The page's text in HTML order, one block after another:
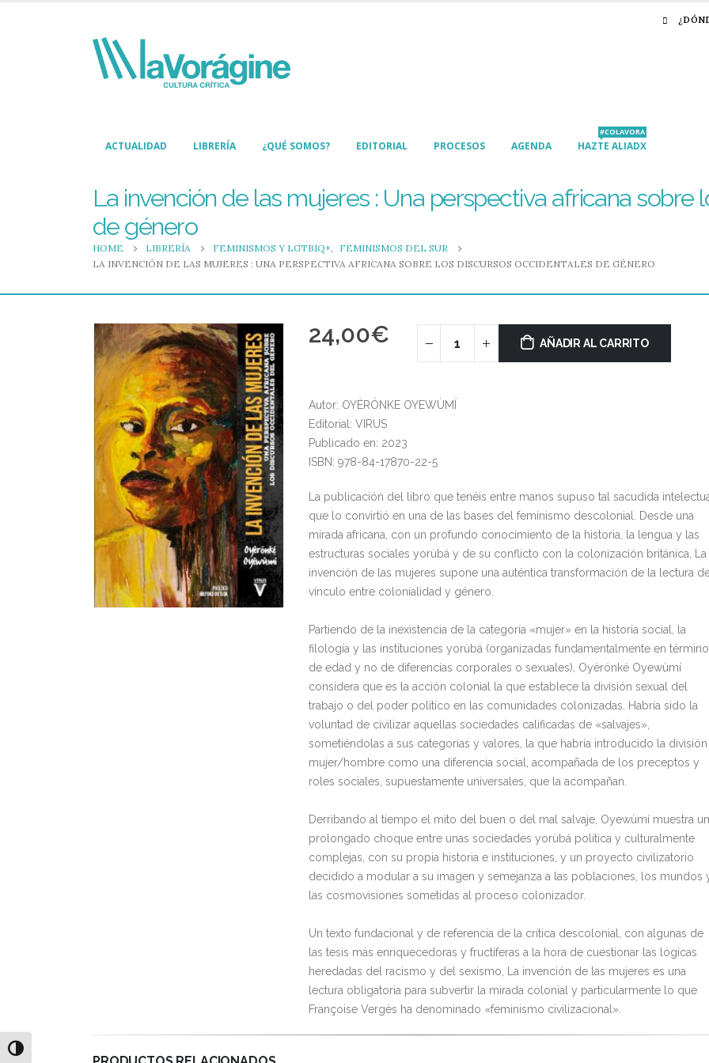
Alternar alto contraste
ACTUALIDAD LIBRERÍA ¿QUÉ SOMOS? EDITORIAL PROCESOS AGENDA HAZTE ALIADX
#COLAVORA
La invención de las mujeres : Una perspectiva africana sobre
de género
HOME LIBRERÍA FEMINISMOS Y LGTBIQ+,
FEMINISMOS DEL SUR
LA INVENCIÓN DE LAS MUJERES : UNA PERSPECTIVA AFRICANA SOBRE LOS DISCURSOS OCCIDENTALES DE GÉNERO
24,00€ AÑADIR AL CARRITO
Autor: OYÈRÓNKE OYEWÙMÍ
Editorial: VIRUS
Publicado en: 2023
ISBN: 978-84-17870-22-5
La publicación del libro que tenéis entre manos supuso tal sacudida
que lo convirtió en una de las bases del feminismo descolonial. Desde una
mirada africana, con un profundo conocimiento de la historia, la lengua y las
estructuras sociales yorùbá y de su conflicto con la colonización británica, La
invención de las mujeres supone una auténtica transformación de la lectura
vínculo entre colonialidad y género.
Partiendo de la inexistencia de la categoría «mujer» en la historia social, la
filología y las instituciones yorùbá (organizadas fundamentalmente en
de edad y no de diferencias corporales o sexuales), Oyèrónké Oyewùmí
considera que es la acción colonial la que establece la división sexual del
trabajo o del poder político en las comunidades colonizadas. Habría sido la
voluntad de civilizar aquellas sociedades calificadas de «salvajes»,
sometiéndolas a sus categorías y valores, la que habría introducido la división
mujer/hombre como una diferencia social, acompañada de los preceptos y
roles sociales, supuestamente universales, que la acompañan.
Derribando al tiempo el mito del buen o del mal salvaje, Oyewùmí muestra un
prolongado choque entre unas sociedades yorùbá política y culturalmente
complejas, con su propia historia e instituciones, y un proyecto civilizatorio
decidido a modular a su imagen y semejanza a las poblaciones, los mundos
las cosmovisiones sometidas al proceso colonizador.
Un texto fundacional y de referencia de la crítica descolonial, con algunas de
las tesis más enriquecedoras y fructíferas a la hora de cuestionar las lógicas
heredadas del racismo y del sexismo, La invención de las mujeres es una
lectura obligatoria para subvertir la mirada colonial y particularmente lo que
Françoise Vergès ha denominado «feminismo civilizacional».